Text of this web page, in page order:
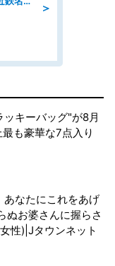
＞
キーバッグ"が8月
も豪華な7点入り
あなたにこれをあげ
ぬお婆さんに握らさ
性)|Jタウンネット